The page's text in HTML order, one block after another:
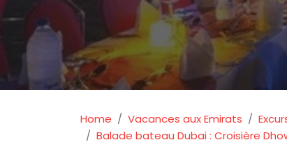
Home Vacances aux Emirats
Balade bateau Dubai : Croisière